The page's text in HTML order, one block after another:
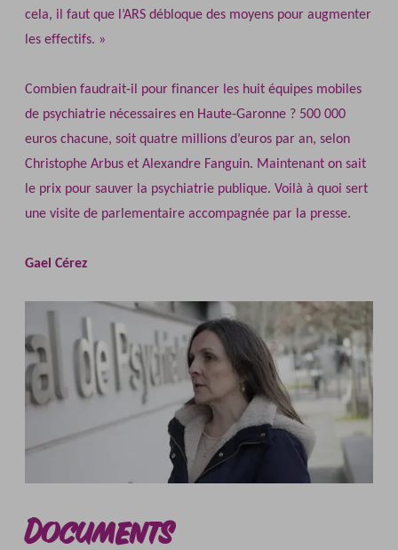
cela, il faut que l’ARS débloque des moyens pour augmenter
les effectifs. »
Combien faudrait‐il pour financer les huit équipes mobiles
de psychiatrie nécessaires en Haute‐Garonne ? 500 000
euros chacune, soit quatre millions d’euros par an, selon
Christophe Arbus et Alexandre Fanguin. Maintenant on sait
le prix pour sauver la psychiatrie publique. Voilà à quoi sert
une visite de parlementaire accompagnée par la presse.
Gael Cérez
Documents